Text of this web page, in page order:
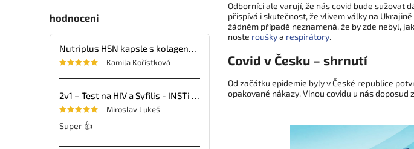
hodnoceni
Kamila Kořístková
Miroslav Lukeš
Super 👍
Odborníci ale varují, že nás covid bude sužovat
přispívá i skutečnost, že vlivem války na
žádném případě neznamená, že by zde nebyl,
noste rouškya respirátory.
Covid v Česku – shrnutí
Od začátku epidemie byly v České republice
opakované nákazy. Vinou covidu u nás